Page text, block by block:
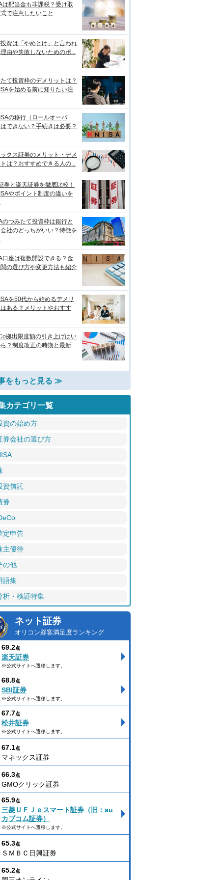
は配当金も非課税？受け取
で注意したいこと
資は「やめとけ」と言われ
由や失敗しないためのポ...
て投資枠のデメリットは？
を始める前に知りたい注
の移行（ロールオーバ
できない？手続きは必要？
クス証券のメリット・デメ
は？おすすめできる人の...
券と楽天証券を徹底比較！
やポイント制度の違いを
のつみたて投資枠は銀行と
社のどっちがいい？特徴を
口座は複数開設できる？金
の選び方や変更方法も紹介
を50代から始めるデメリ
はある？メリットやおすす
拠出限度額の引き上げはい
？制度改正の時期と最新
をもっと見る ≫
カテゴリ一覧
資の始め方
券会社の選び方
資信託
券
定申告
主優待
の他
語集
析・検証特集
ネット証券
オリコン顧客満足度ランキング
69.2点
楽天証券
※公式サイトへ遷移します。
68.8点
SBI証券
※公式サイトへ遷移します。
67.7点
松井証券
※公式サイトへ遷移します。
67.1点
マネックス証券
66.3点
GMOクリック証券
65.9点
三菱ＵＦＪｅスマート証券（旧：au
カブコム証券）
※公式サイトへ遷移します。
65.3点
ＳＭＢＣ日興証券
65.2点